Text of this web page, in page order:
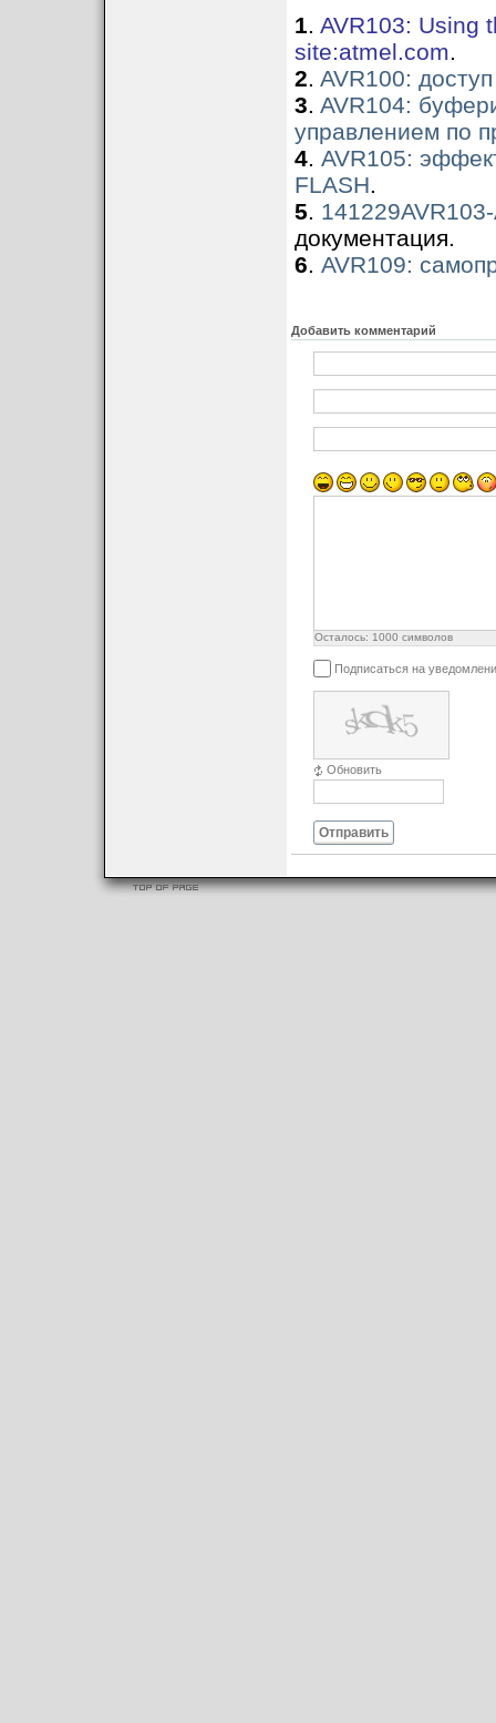
1. AVR103: Using
site:atmel.com.
2. AVR100:
3. AVR104:
управлением по
4. AVR105:
FLASH.
5.
документация.
6. AVR109:
Добавить комментарий
Осталось: 1000 символов
Подписаться на
Обновить
Отправить